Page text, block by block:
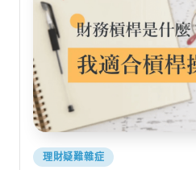
Posted
理財疑難雜症